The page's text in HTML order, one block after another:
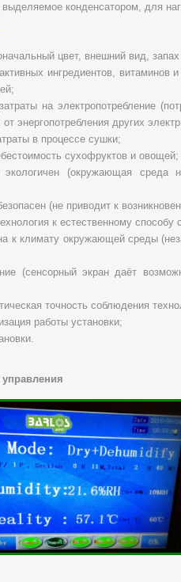
конденсатором, для
цвет, внешний вид,
ингредиентов, витаминов
на электропотребление
энергопотребления других
в процессе сушки;
сухофруктов и овощей;
(окружающая среда
(не приводит к
к естественному способу
к климату окружающей среды
(сенсорный экран даёт
точность соблюдения
работы установки;